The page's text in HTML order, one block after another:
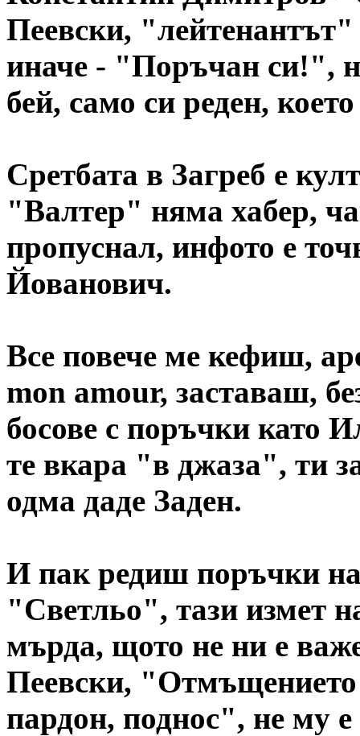
Пеевски,
иначе - "Поръчан си!",
бей, само си реден,
Сретбата в Загреб е
"Валтер" няма хабер,
пропуснал, инфото е
Йованович.
Все повече ме кефиш,
mon amour, заставаш,
босове с поръчки като
те вкара "в джаза", ти
одма даде Заден.
И пак редиш поръчки
"Светльо", тази измет
мърда, щото не ни е
Пеевски, "Отмъщението
пардон, поднос", не му е